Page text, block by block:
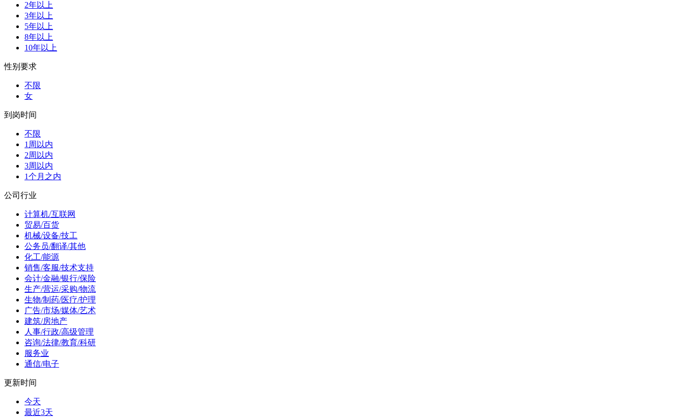
2年以上
3年以上
5年以上
8年以上
10年以上
性别要求
不限
女
到岗时间
不限
1周以内
2周以内
3周以内
1个月之内
公司行业
计算机/互联网
贸易/百货
机械/设备/技工
公务员/翻译/其他
化工/能源
销售/客服/技术支持
会计/金融/银行/保险
生产/营运/采购/物流
生物/制药/医疗/护理
广告/市场/媒体/艺术
建筑/房地产
人事/行政/高级管理
咨询/法律/教育/科研
服务业
通信/电子
更新时间
今天
最近3天